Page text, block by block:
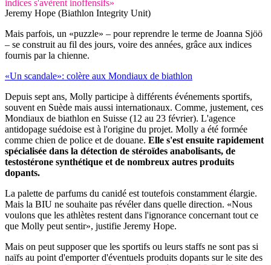
indices s'avèrent inoffensifs»
Jeremy Hope (Biathlon Integrity Unit)
Mais parfois, un «puzzle» – pour reprendre le terme de Joanna Sjöö
– se construit au fil des jours, voire des années, grâce aux indices
fournis par la chienne.
«Un scandale»: colère aux Mondiaux de biathlon
Depuis sept ans, Molly participe à différents événements sportifs,
souvent en Suède mais aussi internationaux. Comme, justement, ces
Mondiaux de biathlon en Suisse (12 au 23 février). L'agence
antidopage suédoise est à l'origine du projet. Molly a été formée
comme chien de police et de douane. Elle s'est ensuite rapidement
spécialisée dans la détection de stéroïdes anabolisants, de
testostérone synthétique et de nombreux autres produits
dopants.
La palette de parfums du canidé est toutefois constamment élargie.
Mais la BIU ne souhaite pas révéler dans quelle direction. «Nous
voulons que les athlètes restent dans l'ignorance concernant tout ce
que Molly peut sentir», justifie Jeremy Hope.
Mais on peut supposer que les sportifs ou leurs staffs ne sont pas si
naïfs au point d'emporter d'éventuels produits dopants sur le site des